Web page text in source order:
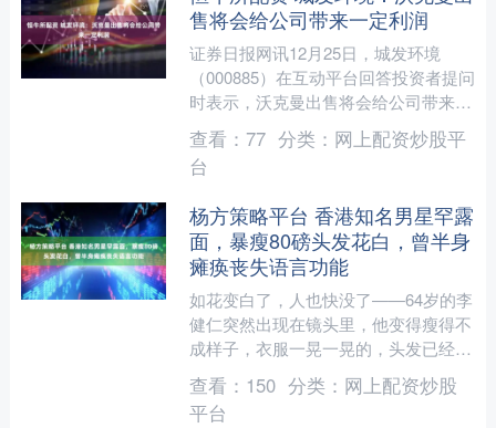
售将会给公司带来一定利润
证券日报网讯12月25日，城发环境
（000885）在互动平台回答投资者提问
时表示，沃克曼出售将会给公司带来一
定利润，主要系内部未实现利润因股权
处置一次性确认，最....
查看： 77 分类： 网上配资炒股平
台
杨方策略平台 香港知名男星罕露
面，暴瘦80磅头发花白，曾半身
瘫痪丧失语言功能
如花变白了，人也快没了——64岁的李
健仁突然出现在镜头里，他变得瘦得不
成样子，衣服一晃一晃的，头发已经花
白。我一眼没认出他，脑海中只剩下一
个念头：那个曾经挖鼻孔....
查看： 150 分类： 网上配资炒股
平台